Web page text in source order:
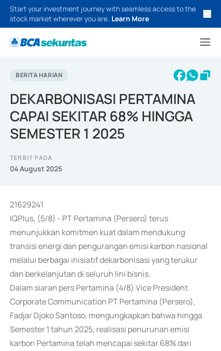
Start your investment journey with seamless access to the
stock market wherever you are. Learn More
BERITA HARIAN
DEKARBONISASI PERTAMINA
CAPAI SEKITAR 68% HINGGA
SEMESTER 1 2025
TERBIT PADA
04 August 2025
21629241
IQPlus, (5/8) - PT Pertamina (Persero) terus
menunjukkan komitmen kuat dalam mendukung
transisi energi dan pengurangan emisi karbon nasional
melalui berbagai inisiatif dekarbonisasi yang terukur
dan berkelanjutan di seluruh lini bisnis.
Dalam siaran pers Pertamina (4/8) Vice President
Corporate Communication PT Pertamina (Persero),
Fadjar Djoko Santoso, mengungkapkan bahwa hingga
Semester 1 tahun 2025, realisasi penurunan emisi
karbon Pertamina telah mencapai sekitar 68% dari